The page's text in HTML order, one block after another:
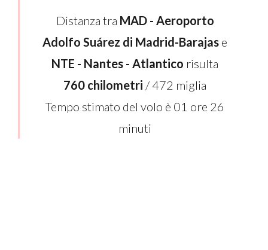
Distanza tra MAD - Aeroporto
Adolfo Suárez di Madrid-Barajas e
NTE - Nantes - Atlantico risulta
760 chilometri / 472 miglia
Tempo stimato del volo è 01 ore 26
minuti